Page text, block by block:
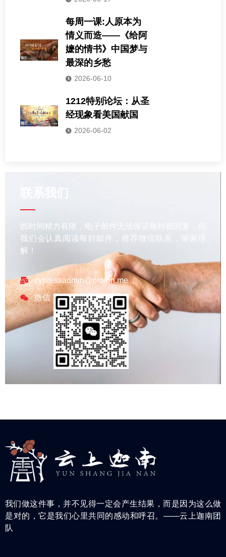
每周一课:人原本为
情义而造——《给阿
嬷的情书》中国梦与
最深的乡愁
2026-06-10
1212特别论坛：从圣
经现象看美国献国
2026-06-02
因时间精力有限，电子邮件无法保证每封都回复，但
我们会认真阅读每封邮件，推荐微信联系，谢谢理
解！
cypressadmin@proton.me
微信
我们做这件事，并不见得一定会产生结果，而是因为这么做
是对的，它是我们心里共同的感动和呼召。——云上迦南团
队